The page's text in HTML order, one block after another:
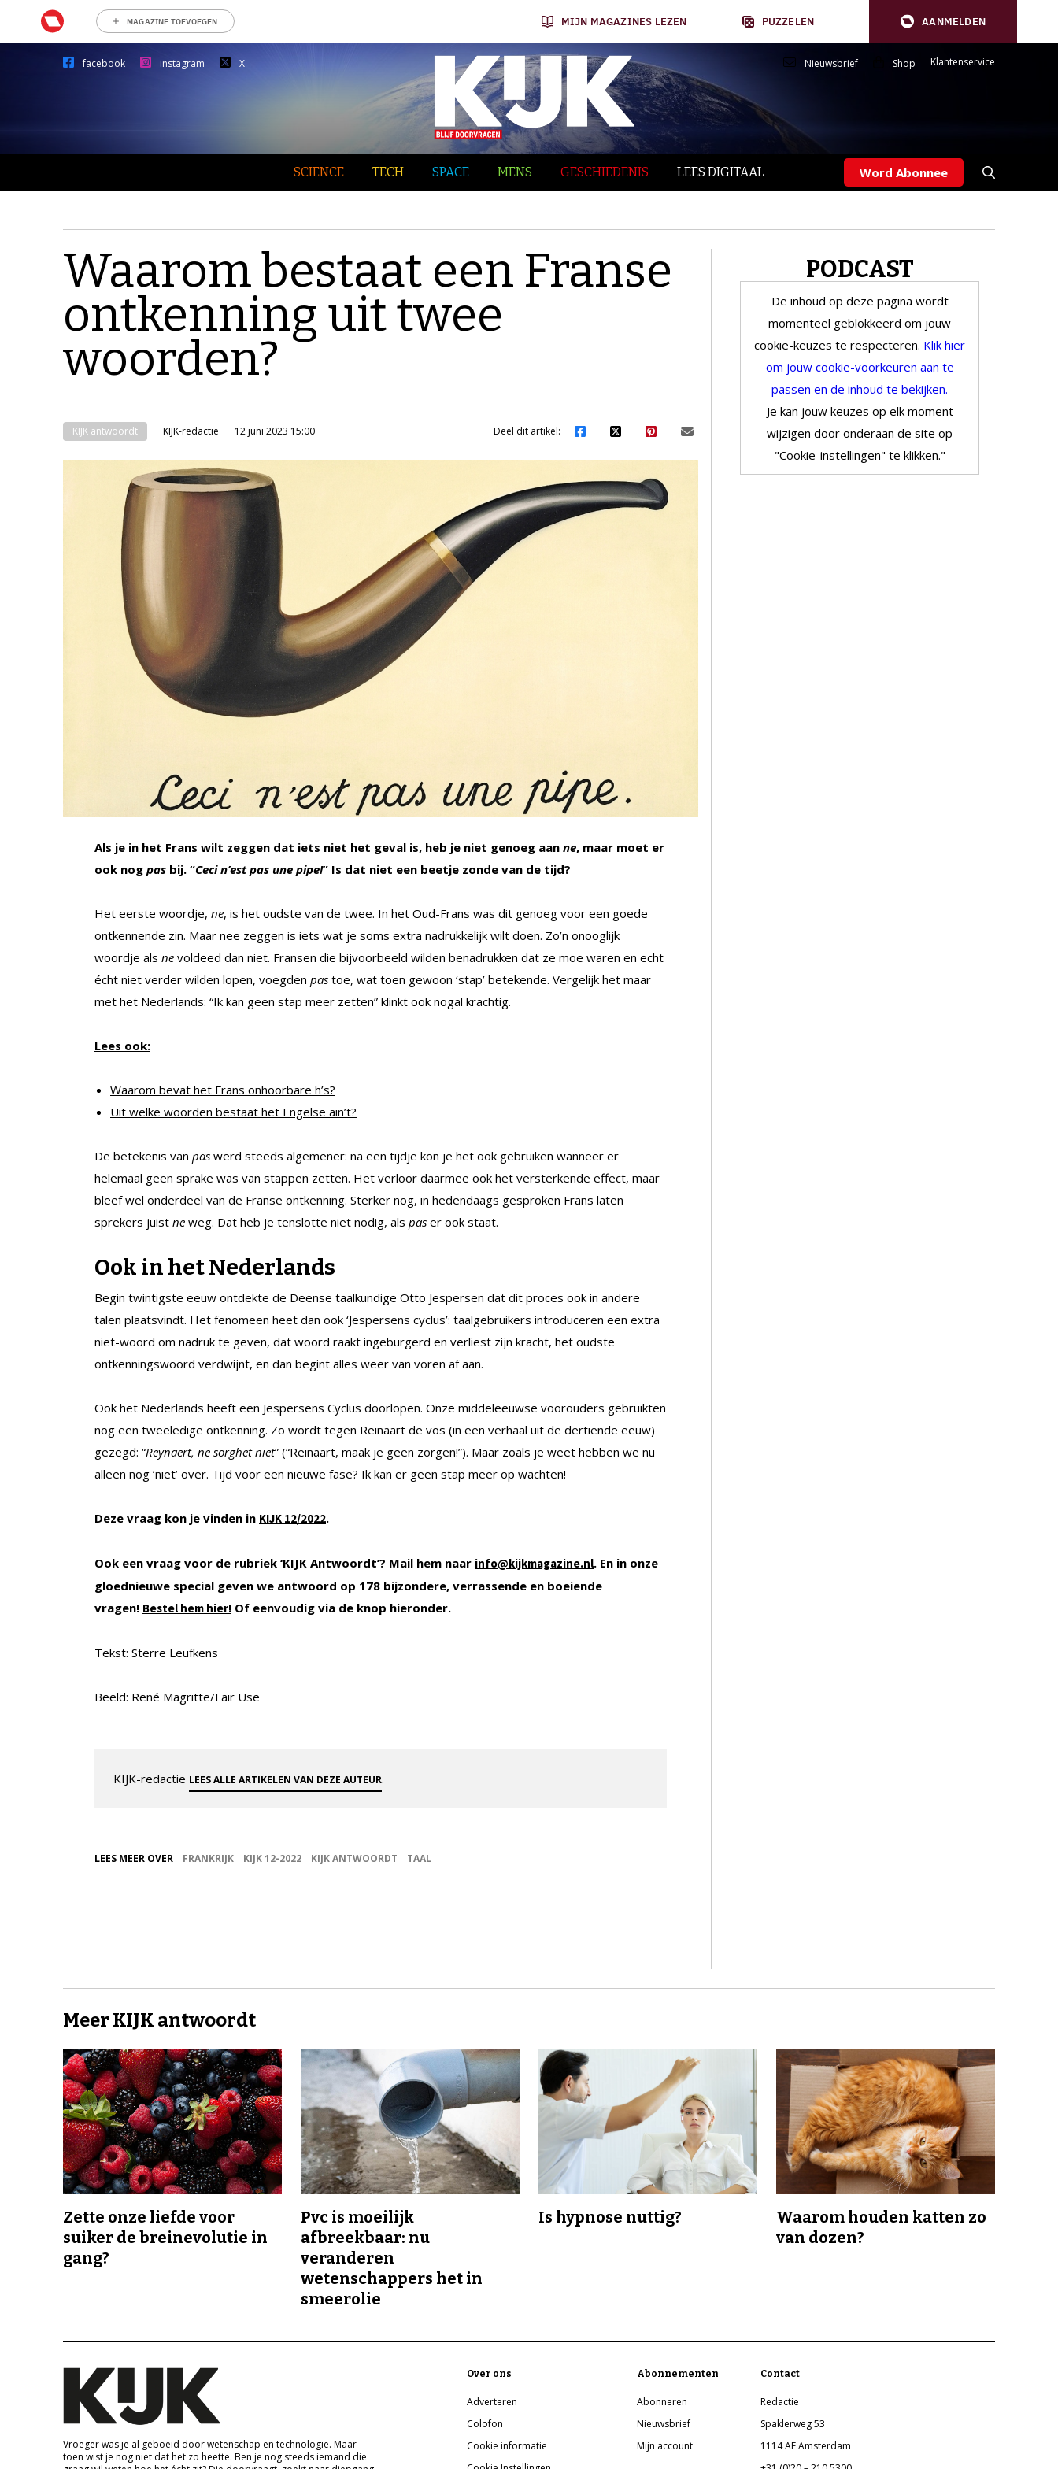
MAGAZINE TOEVOEGEN MIJN MAGAZINES LEZEN PUZZELEN AANMELDEN
facebook instagram X Nieuwsbrief Shop Klantenservice
SCIENCE TECH SPACE MENS GESCHIEDENIS LEES DIGITAAL Word Abonnee
Waarom bestaat een Franse
ontkenning uit twee
woorden?
KIJK antwoordt KIJK-redactie 12 juni 2023 15:00 Deel dit artikel:
Als je in het Frans wilt zeggen dat iets niet het geval is, heb je niet genoeg aan ne, maar moet er
ook nog pas bij. “Ceci n’est pas une pipe!” Is dat niet een beetje zonde van de tijd?
Het eerste woordje, ne, is het oudste van de twee. In het Oud-Frans was dit genoeg voor een goede
ontkennende zin. Maar nee zeggen is iets wat je soms extra nadrukkelijk wilt doen. Zo’n onooglijk
woordje als ne voldeed dan niet. Fransen die bijvoorbeeld wilden benadrukken dat ze moe waren en echt
écht niet verder wilden lopen, voegden pas toe, wat toen gewoon ‘stap’ betekende. Vergelijk het maar
met het Nederlands: “Ik kan geen stap meer zetten” klinkt ook nogal krachtig.
Lees ook:
Waarom bevat het Frans onhoorbare h’s?
Uit welke woorden bestaat het Engelse ain’t?
De betekenis van pas werd steeds algemener: na een tijdje kon je het ook gebruiken wanneer er
helemaal geen sprake was van stappen zetten. Het verloor daarmee ook het versterkende effect, maar
bleef wel onderdeel van de Franse ontkenning. Sterker nog, in hedendaags gesproken Frans laten
sprekers juist ne weg. Dat heb je tenslotte niet nodig, als pas er ook staat.
Ook in het Nederlands
Begin twintigste eeuw ontdekte de Deense taalkundige Otto Jespersen dat dit proces ook in andere
talen plaatsvindt. Het fenomeen heet dan ook ‘Jespersens cyclus’: taalgebruikers introduceren een extra
niet-woord om nadruk te geven, dat woord raakt ingeburgerd en verliest zijn kracht, het oudste
ontkenningswoord verdwijnt, en dan begint alles weer van voren af aan.
Ook het Nederlands heeft een Jespersens Cyclus doorlopen. Onze middeleeuwse voorouders gebruikten
nog een tweeledige ontkenning. Zo wordt tegen Reinaart de vos (in een verhaal uit de dertiende eeuw)
gezegd: “Reynaert, ne sorghet niet” (“Reinaart, maak je geen zorgen!”). Maar zoals je weet hebben we nu
alleen nog ‘niet’ over. Tijd voor een nieuwe fase? Ik kan er geen stap meer op wachten!
Deze vraag kon je vinden in KIJK 12/2022.
Ook een vraag voor de rubriek ‘KIJK Antwoordt’? Mail hem naar info@kijkmagazine.nl. En in onze
gloednieuwe special geven we antwoord op 178 bijzondere, verrassende en boeiende
vragen! Bestel hem hier! Of eenvoudig via de knop hieronder.
Tekst: Sterre Leufkens
Beeld: René Magritte/Fair Use
KIJK-redactie LEES ALLE ARTIKELEN VAN DEZE AUTEUR.
LEES MEER OVER FRANKRIJK KIJK 12-2022 KIJK ANTWOORDT TAAL
PODCAST
De inhoud op deze pagina wordt
momenteel geblokkeerd om jouw
cookie-keuzes te respecteren. Klik hier
om jouw cookie-voorkeuren aan te
passen en de inhoud te bekijken.
Je kan jouw keuzes op elk moment
wijzigen door onderaan de site op
"Cookie-instellingen" te klikken."
Meer KIJK antwoordt
Zette onze liefde voor
suiker de breinevolutie in
gang?
Pvc is moeilijk
afbreekbaar: nu
veranderen
wetenschappers het in
smeerolie
Is hypnose nuttig?
Waarom houden katten zo
van dozen?
Vroeger was je al geboeid door wetenschap en technologie. Maar
toen wist je nog niet dat het zo heette. Ben je nog steeds iemand die
Over ons
Adverteren
Colofon
Cookie informatie
Abonnementen
Abonneren
Nieuwsbrief
Mijn account
Contact
Redactie
Spaklerweg 53
1114 AE Amsterdam